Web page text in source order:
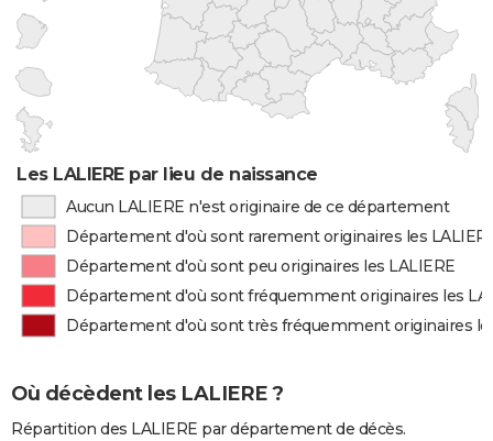
Les LALIERE par lieu de naissance
Aucun LALIERE n'est originaire de ce département
Département d'où sont rarement originaires les
Département d'où sont peu originaires les LALIERE
Département d'où sont fréquemment originaires les
Département d'où sont très fréquemment originaires
Où décèdent les LALIERE ?
Répartition des LALIERE par département de décès.